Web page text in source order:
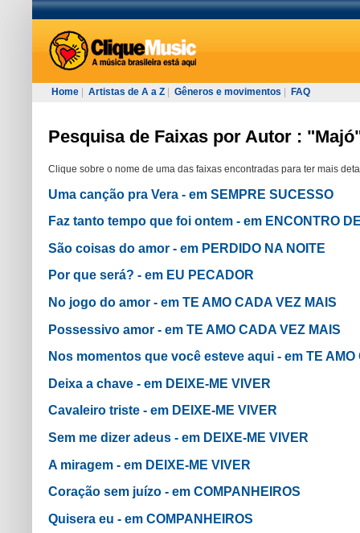
Home Artistas de A a Z Gêneros e movimentos FAQ
Pesquisa de Faixas por Autor :
Clique sobre o nome de uma das faixas encontradas para ter mais
Uma canção pra Vera - em SEMPRE SUCESSO
Faz tanto tempo que foi ontem - em ENCONTRO
São coisas do amor - em PERDIDO NA NOITE
Por que será? - em EU PECADOR
No jogo do amor - em TE AMO CADA VEZ MAIS
Possessivo amor - em TE AMO CADA VEZ MAIS
Nos momentos que você esteve aqui - em TE AMO
Deixa a chave - em DEIXE-ME VIVER
Cavaleiro triste - em DEIXE-ME VIVER
Sem me dizer adeus - em DEIXE-ME VIVER
A miragem - em DEIXE-ME VIVER
Coração sem juízo - em COMPANHEIROS
Quisera eu - em COMPANHEIROS